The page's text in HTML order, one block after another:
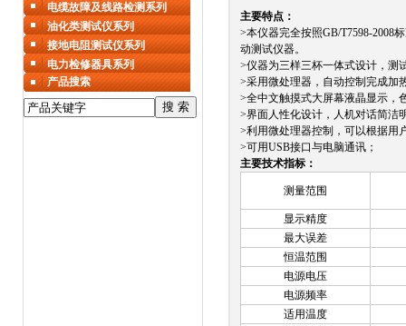
主要特点：
>本仪器完全按照GB/T7598-2008
动测试仪器。
>仪器为三样三杯一体式设计，测
>采用微处理器，自动控制完成加
>全中文触摸式大屏幕液晶显示，
>界面人性化设计，人机对话简洁
>利用微处理器控制，可以根据用
>可用USB接口与电脑通讯；
主要技术指标：
测量范围
显示精度
最大误差
恒温范围
电源电压
电源频率
适用温度
电缆故障及线路检测系列
油化类测试仪系列
接地电阻测试仪系列
电力检修器具系列
产品搜索